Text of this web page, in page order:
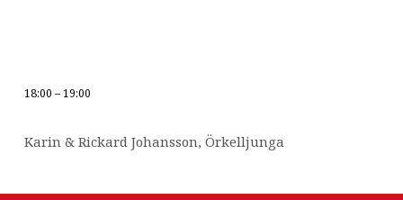
18:00 – 19:00
Karin & Rickard Johansson, Örkelljunga